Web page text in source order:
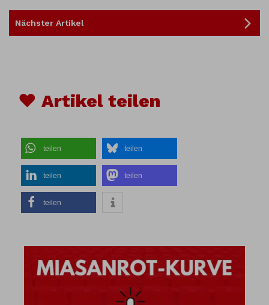
Nächster Artikel
♥ Artikel teilen
teilen teilen
teilen teilen
teilen